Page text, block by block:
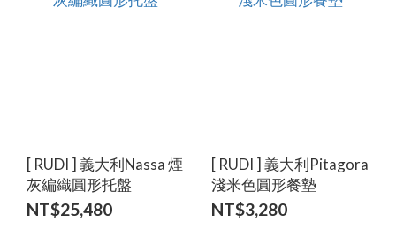
[ RUDI ] 義大利Nassa 煙
灰編織圓形托盤
NT$25,480
[ RUDI ] 義大利Pitagora
淺米色圓形餐墊
NT$3,280